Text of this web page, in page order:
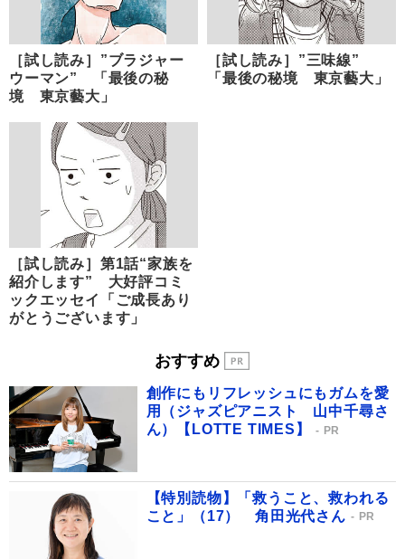
［試し読み］”ブラジャー
ウーマン” 「最後の秘
境 東京藝大」
［試し読み］”三味線”
「最後の秘境 東京藝大」
［試し読み］第1話“家族を
紹介します” 大好評コミ
ックエッセイ「ご成長あり
がとうございます」
おすすめ
創作にもリフレッシュにもガムを愛
用（ジャズピアニスト 山中千尋さ
ん）【LOTTE TIMES】
PR
【特別読物】「救うこと、救われる
こと」（17） 角田光代さん
PR